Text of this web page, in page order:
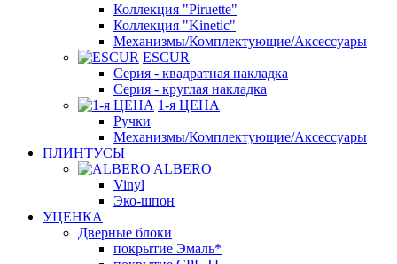
Коллекция "Piruette"
Коллекция "Kinetic"
Механизмы/Комплектующие/Аксессуары
ESCUR
Серия - квадратная накладка
Серия - круглая накладка
1-я ЦЕНА
Ручки
Механизмы/Комплектующие/Аксессуары
ПЛИНТУСЫ
ALBERO
Vinyl
Эко-шпон
УЦЕНКА
Дверные блоки
покрытие Эмаль*